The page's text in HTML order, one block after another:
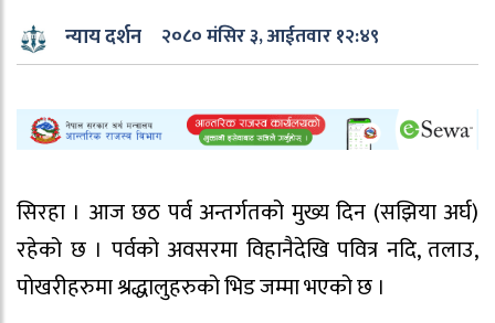
न्याय दर्शन २०८० मंसिर ३, आईतवार १२:४९
सिरहा । आज छठ पर्व अन्तर्गतको मुख्य दिन (सझिया अर्घ)
रहेको छ । पर्वको अवसरमा विहानैदेखि पवित्र नदि, तलाउ,
पोखरीहरुमा श्रद्धालुहरुको भिड जम्मा भएको छ ।